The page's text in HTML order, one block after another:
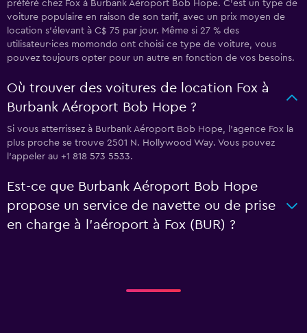
préféré chez Fox à Burbank Aéroport Bob Hope. C'est un type de
voiture populaire en raison de son tarif, avec un prix moyen de
location s'élevant à C$ 75 par jour. Même si 27 % des
utilisateur·ices momondo ont choisi ce type de voiture, vous
pouvez toujours opter pour un autre en fonction de vos besoins.
Où trouver des voitures de location Fox à
Burbank Aéroport Bob Hope ?
Si vous atterrissez à Burbank Aéroport Bob Hope, l’agence Fox la
plus proche se trouve 2501 N. Hollywood Way. Vous pouvez
l’appeler au +1 818 573 5533.
Est-ce que Burbank Aéroport Bob Hope
propose un service de navette ou de prise
en charge à l’aéroport à Fox (BUR) ?